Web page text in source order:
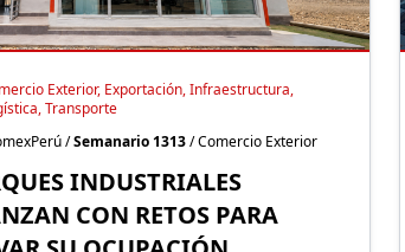
Exterior, Exportación, Infraestructura,
Transporte
/Semanario 1313/ Comercio Exterior
INDUSTRIALES
CON RETOS PARA